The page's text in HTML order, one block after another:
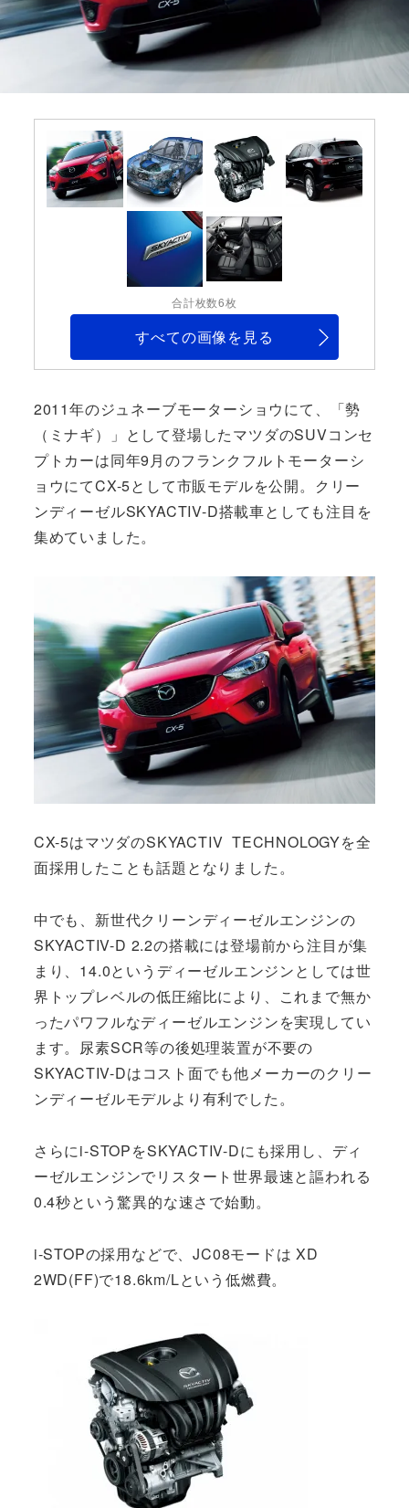
合計枚数6枚
すべての画像を見る
2011年のジュネーブモーターショウにて、「勢
（ミナギ）」として登場したマツダのSUVコンセ
プトカーは同年9月のフランクフルトモーターシ
ョウにてCX-5として市販モデルを公開。クリー
ンディーゼルSKYACTIV-D搭載車としても注目を
集めていました。
CX-5はマツダのSKYACTIV TECHNOLOGYを全
面採用したことも話題となりました。
中でも、新世代クリーンディーゼルエンジンの
SKYACTIV-D 2.2の搭載には登場前から注目が集
まり、14.0というディーゼルエンジンとしては世
界トップレベルの低圧縮比により、これまで無か
ったパワフルなディーゼルエンジンを実現してい
ます。尿素SCR等の後処理装置が不要の
SKYACTIV-Dはコスト面でも他メーカーのクリー
ンディーゼルモデルより有利でした。
さらにi-STOPをSKYACTIV-Dにも採用し、ディ
ーゼルエンジンでリスタート世界最速と謳われる
0.4秒という驚異的な速さで始動。
i-STOPの採用などで、JC08モードは XD
2WD(FF)で18.6km/Lという低燃費。